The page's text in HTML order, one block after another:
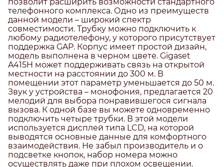
телефонного комплекса. Одно из преимуществ
данной модели – широкий спектр
совместимости. Трубку можно подключить к
любому радиотелефону, у которого присутствует
поддержка GAP. Корпус имеет простой дизайн,
модель выполнена в черном цвете. Gigaset
A415H может поддерживать связь на открытой
местности на расстоянии до 300 м. В
помещении этот параметр уменьшается до 50 м.
Звук у устройства – монофония, предлагается 20
мелодий для выбора понравившегося сигнала
вызова. К одной базе вы можете одновременно
подключить четыре трубки. В этой модели
используется дисплей типа LCD, на которой
выводятся основные данные для комфортного
взаимодействия. Не забыл производитель и о
подсветке кнопок, набор номера можно
осуществлять даже при плохом освещении.